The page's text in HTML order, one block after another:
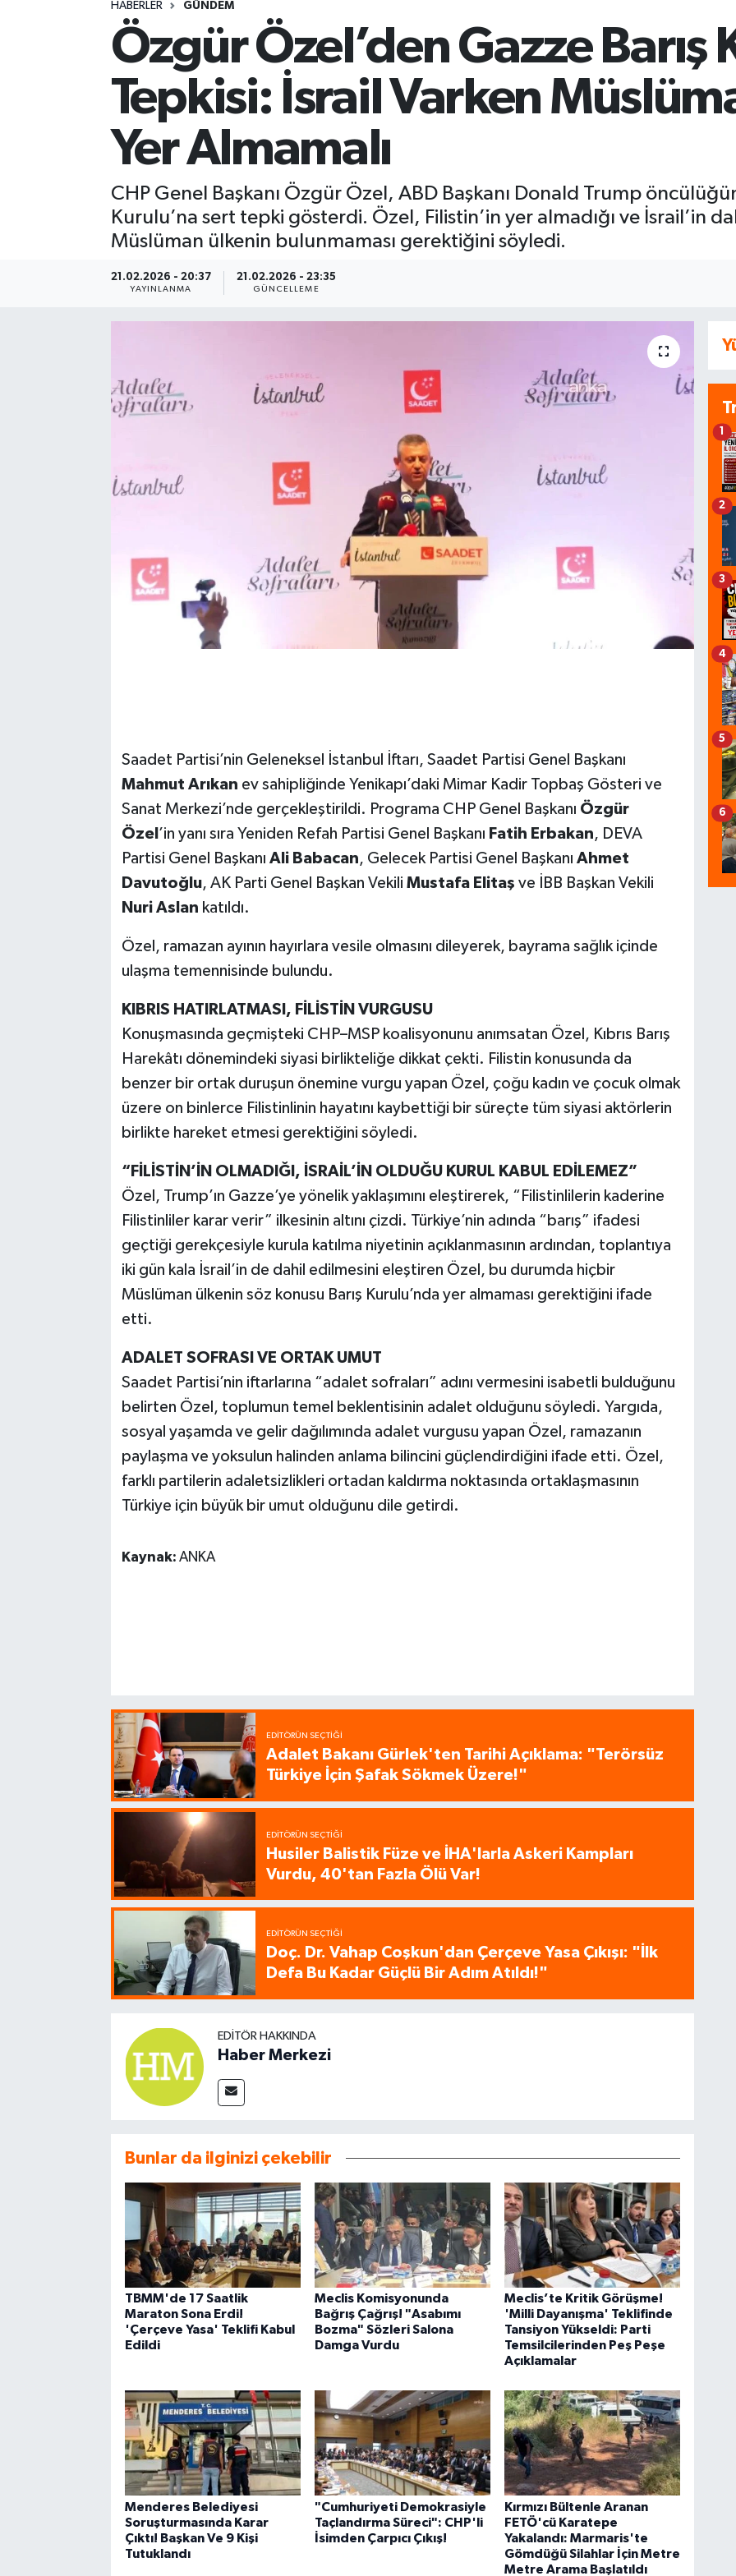
HABERLER GÜNDEM
Özgür Özel’den Gazze Barış
Tepkisi: İsrail Varken
Yer Almamalı
CHP Genel Başkanı Özgür Özel, ABD Başkanı Donald Trump
Kurulu’na sert tepki gösterdi. Özel, Filistin’in yer almadığı ve İsrail’in
Müslüman ülkenin bulunmaması gerektiğini söyledi.
21.02.2026 - 20:37
YAYINLANMA
21.02.2026 - 23:35
GÜNCELLEME
Saadet Partisi’nin Geleneksel İstanbul İftarı, Saadet Partisi Genel Başkanı
Mahmut Arıkan ev sahipliğinde Yenikapı’daki Mimar Kadir Topbaş Gösteri ve
Sanat Merkezi’nde gerçekleştirildi. Programa CHP Genel Başkanı Özgür
Özel ’in yanı sıra Yeniden Refah Partisi Genel Başkanı Fatih Erbakan, DEVA
Partisi Genel Başkanı Ali Babacan, Gelecek Partisi Genel Başkanı Ahmet
Davutoğlu, AK Parti Genel Başkan Vekili Mustafa Elitaş ve İBB Başkan Vekili
Nuri Aslan katıldı.
Özel, ramazan ayının hayırlara vesile olmasını dileyerek, bayrama sağlık içinde
ulaşma temennisinde bulundu.
KIBRIS HATIRLATMASI, FİLİSTİN VURGUSU
Konuşmasında geçmişteki CHP–MSP koalisyonunu anımsatan Özel, Kıbrıs Barış
Harekâtı dönemindeki siyasi birlikteliğe dikkat çekti. Filistin konusunda da
benzer bir ortak duruşun önemine vurgu yapan Özel, çoğu kadın ve çocuk olmak
üzere on binlerce Filistinlinin hayatını kaybettiği bir süreçte tüm siyasi aktörlerin
birlikte hareket etmesi gerektiğini söyledi.
“FİLİSTİN’İN OLMADIĞI, İSRAİL’İN OLDUĞU KURUL KABUL EDİLEMEZ”
Özel, Trump’ın Gazze’ye yönelik yaklaşımını eleştirerek, “Filistinlilerin kaderine
Filistinliler karar verir” ilkesinin altını çizdi. Türkiye’nin adında “barış” ifadesi
geçtiği gerekçesiyle kurula katılma niyetinin açıklanmasının ardından, toplantıya
iki gün kala İsrail’in de dahil edilmesini eleştiren Özel, bu durumda hiçbir
Müslüman ülkenin söz konusu Barış Kurulu’nda yer almaması gerektiğini ifade
etti.
ADALET SOFRASI VE ORTAK UMUT
Saadet Partisi’nin iftarlarına “adalet sofraları” adını vermesini isabetli bulduğunu
belirten Özel, toplumun temel beklentisinin adalet olduğunu söyledi. Yargıda,
sosyal yaşamda ve gelir dağılımında adalet vurgusu yapan Özel, ramazanın
paylaşma ve yoksulun halinden anlama bilincini güçlendirdiğini ifade etti. Özel,
farklı partilerin adaletsizlikleri ortadan kaldırma noktasında ortaklaşmasının
Türkiye için büyük bir umut olduğunu dile getirdi.
Kaynak: ANKA
EDITÖRÜN SEÇTIĞI
Adalet Bakanı Gürlek'ten Tarihi Açıklama: "Terörsüz
Türkiye İçin Şafak Sökmek Üzere!"
EDITÖRÜN SEÇTIĞI
Husiler Balistik Füze ve İHA'larla Askeri Kampları
Vurdu, 40'tan Fazla Ölü Var!
EDITÖRÜN SEÇTIĞI
Doç. Dr. Vahap Coşkun'dan Çerçeve Yasa Çıkışı: "İlk
Defa Bu Kadar Güçlü Bir Adım Atıldı!"
EDITÖR HAKKINDA
Haber Merkezi
Bunlar da ilginizi çekebilir
TBMM'de 17 Saatlik
Maraton Sona Erdi!
'Çerçeve Yasa' Teklifi Kabul
Edildi
Meclis Komisyonunda
Bağrış Çağrış! "Asabımı
Bozma" Sözleri Salona
Damga Vurdu
Meclis’te Kritik Görüşme!
'Milli Dayanışma' Teklifinde
Tansiyon Yükseldi: Parti
Temsilcilerinden Peş Peşe
Açıklamalar
Menderes Belediyesi
Soruşturmasında Karar
Çıktı! Başkan Ve 9 Kişi
Tutuklandı
"Cumhuriyeti Demokrasiyle
Taçlandırma Süreci": CHP'li
İsimden Çarpıcı Çıkış!
Kırmızı Bültenle Aranan
FETÖ'cü Karatepe
Yakalandı: Marmaris'te
Gömdüğü Silahlar İçin Metre
Metre Arama Başlatıldı
1
2
3
4
5
6